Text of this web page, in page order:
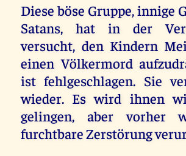
Diese böse Gruppe, innige
Satans, hat in der
versucht, den Kindern
einen Völkermord
ist fehlgeschlagen. Sie
wieder. Es wird ihnen
gelingen, aber vorher
furchtbare Zerstörung